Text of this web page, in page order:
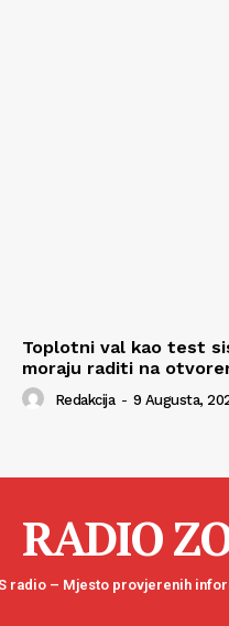
Toplotni val kao test
moraju raditi na
Redakcija - 9 Augusta,
RADIO
radio – Mjesto provjerenih